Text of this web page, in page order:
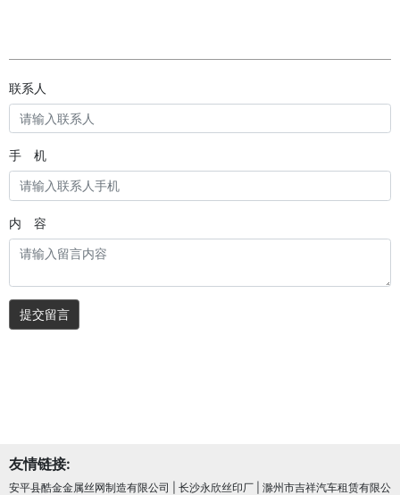
联系人
手 机
内 容
提交留言
友情链接:
安平县酷金金属丝网制造有限公司 长沙永欣丝印厂
滁州市吉祥汽车租赁有限公